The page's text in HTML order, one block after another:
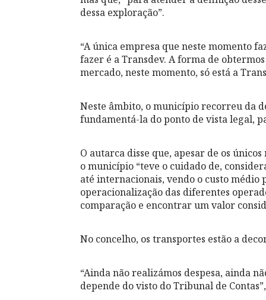
dessa exploração”.
“A única empresa que neste momento
fazer é a Transdev. A forma de
mercado, neste momento, só está a
Neste âmbito, o município recorreu da
fundamentá-la do ponto de vista legal,
O autarca disse que, apesar de os
o município “teve o cuidado de,
até internacionais, vendo o custo médio
operacionalização das diferentes
comparação e encontrar um valor
No concelho, os transportes estão a
“Ainda não realizámos despesa, ainda
depende do visto do Tribunal de